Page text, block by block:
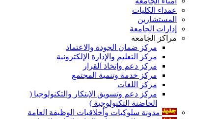
عمداء الكليات
المستشارين
إدارات الجامعة
مراكز الجامعة
مركز ضمان الجودة والاعتماد
مركز التعليم والإدارة الإلكترونية
مركز دعم وإتخاذ القرار
مركز خدمة وتنمية المجتمع
مركز اللغات
مركز دعم وتسويق الإبتكار والتكنولوجيا (
الحاضنة التكنولوجية )
مدونة سلوكيات وأخلاقيات الوظيفة العامة